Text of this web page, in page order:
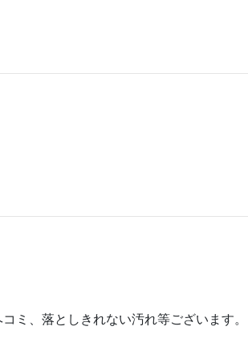
ミ、落としきれない汚れ等ございます。